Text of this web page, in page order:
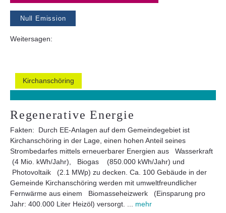
Null Emission
Weitersagen:
Kirchanschöring
Regenerative Energie
Fakten: Durch EE-Anlagen auf dem Gemeindegebiet ist
Kirchanschöring in der Lage, einen hohen Anteil seines
Strombedarfes mittels erneuerbarer Energien aus Wasserkraft
(4 Mio. kWh/Jahr), Biogas (850.000 kWh/Jahr) und
Photovoltaik (2.1 MWp) zu decken. Ca. 100 Gebäude in der
Gemeinde Kirchanschöring werden mit umweltfreundlicher
Fernwärme aus einem Biomasseheizwerk (Einsparung pro
Jahr: 400.000 Liter Heizöl) versorgt. ... mehr